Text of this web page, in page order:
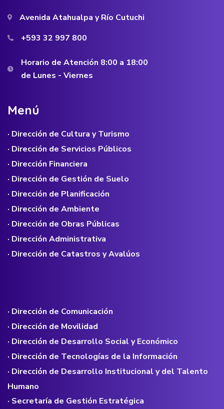
Avenida Atahualpa y Río Cutuchi
+593 32 997 800
Horario de Atención 8:00 a 18:00
de Lunes - Viernes
Menú
· Dirección de Cultura y Turismo
· Dirección de Servicios Públicos
· Dirección Financiera
· Dirección de Gestión de Suelo
· Dirección de Planificación
· Dirección de Ambiente
· Dirección de Obras Públicas
· Dirección Administrativa
· Dirección de Catastros y Avalúos
· Dirección de Comunicación
· Dirección de Movilidad
· Dirección de Desarrollo Social y Económico
· Dirección de Tecnologías de la Información
· Dirección de Desarrollo Institucional y del Talento
Humano
· Secretaría de Gestión Estratégica